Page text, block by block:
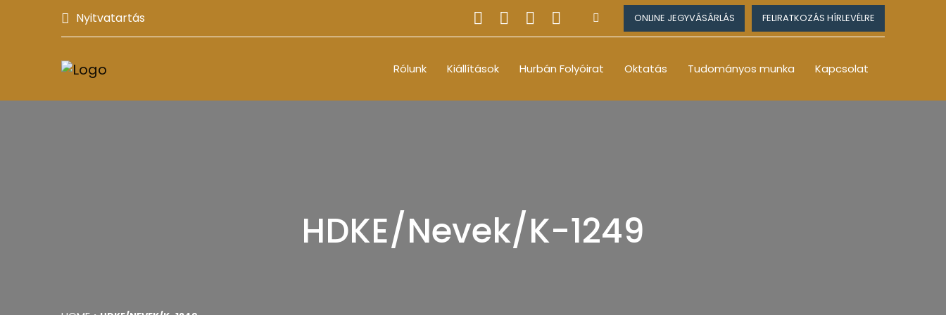
Nyitvatartás ONLINE JEGYVÁSÁRLÁS FELIRATKOZÁS HÍRLEVÉLRE
Rólunk Kiállítások Hurbán Folyóirat Oktatás Tudományos munka Kapcsolat
HDKE/Nevek/K-1249